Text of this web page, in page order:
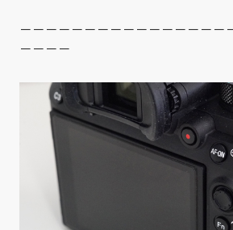
－－－－－－－－－－－－－－－－
－－－－